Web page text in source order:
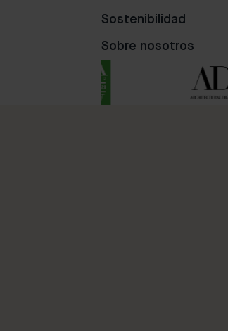
Sostenibilidad
Sobre nosotros